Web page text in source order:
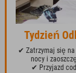
Tydzień
✔ Zatrzymaj się
nocy i
✔ Przyjazd